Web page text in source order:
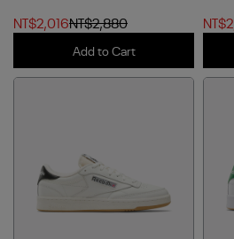
NT$2,016NT$2,880
Add to Cart